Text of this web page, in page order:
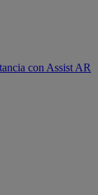
con Assist AR